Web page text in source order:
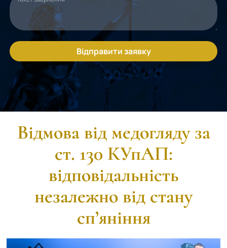
Відправити заявку
Відмова від медогляду за
ст. 130 КУпАП:
відповідальність
незалежно від стану
сп’яніння​